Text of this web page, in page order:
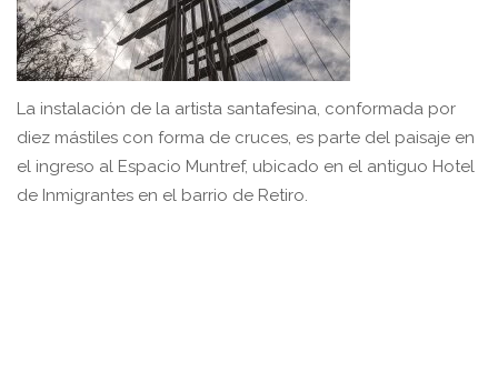
La instalación de la artista santafesina, conformada por
diez mástiles con forma de cruces, es parte del paisaje en
el ingreso al Espacio Muntref, ubicado en el antiguo Hotel
de Inmigrantes en el barrio de Retiro.